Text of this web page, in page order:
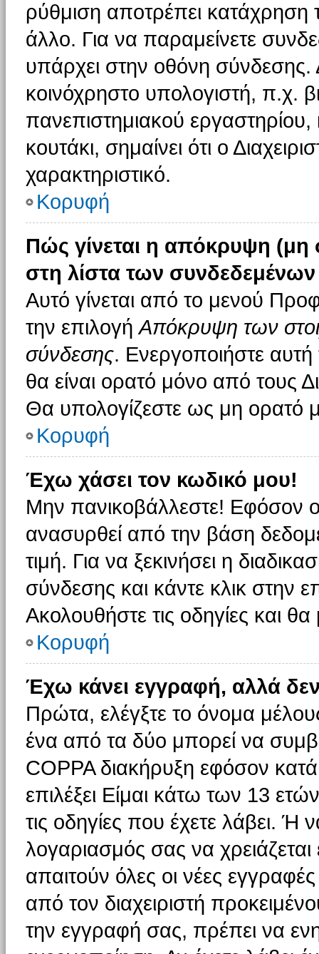
ρύθμιση αποτρέπει
άλλο. Για να παραμείνετε
υπάρχει στην οθόνη σύνδεσης.
κοινόχρηστο υπολογιστή, π.χ.
πανεπιστημιακού
κουτάκι, σημαίνει ότι ο
χαρακτηριστικό.
Κορυφή
Πώς γίνεται η απόκρυψη
στη λίστα των
Αυτό γίνεται από το μενού
την επιλογήΑπόκρυψη των
σύνδεσης. Ενεργοποιήστε
θα είναι ορατό μόνο από τους
Θα υπολογίζεστε ως μη ορατό
Κορυφή
Έχω χάσει τον κωδικό μου!
Μην πανικοβάλλεστε! Εφόσον
ανασυρθεί από την βάση
τιμή. Για να ξεκινήσει η
σύνδεσης και κάντε κλικ στην
Ακολουθήστε τις οδηγίες και
Κορυφή
Έχω κάνει εγγραφή, αλλά
Πρώτα, ελέγξτε το όνομα
ένα από τα δύο μπορεί να
COPPA διακήρυξη εφόσον κατά
επιλέξει Είμαι κάτω των 13
τις οδηγίες που έχετε λάβει. Ή
λογαριασμός σας να
απαιτούν όλες οι νέες
από τον διαχειριστή
την εγγραφή σας, πρέπει να